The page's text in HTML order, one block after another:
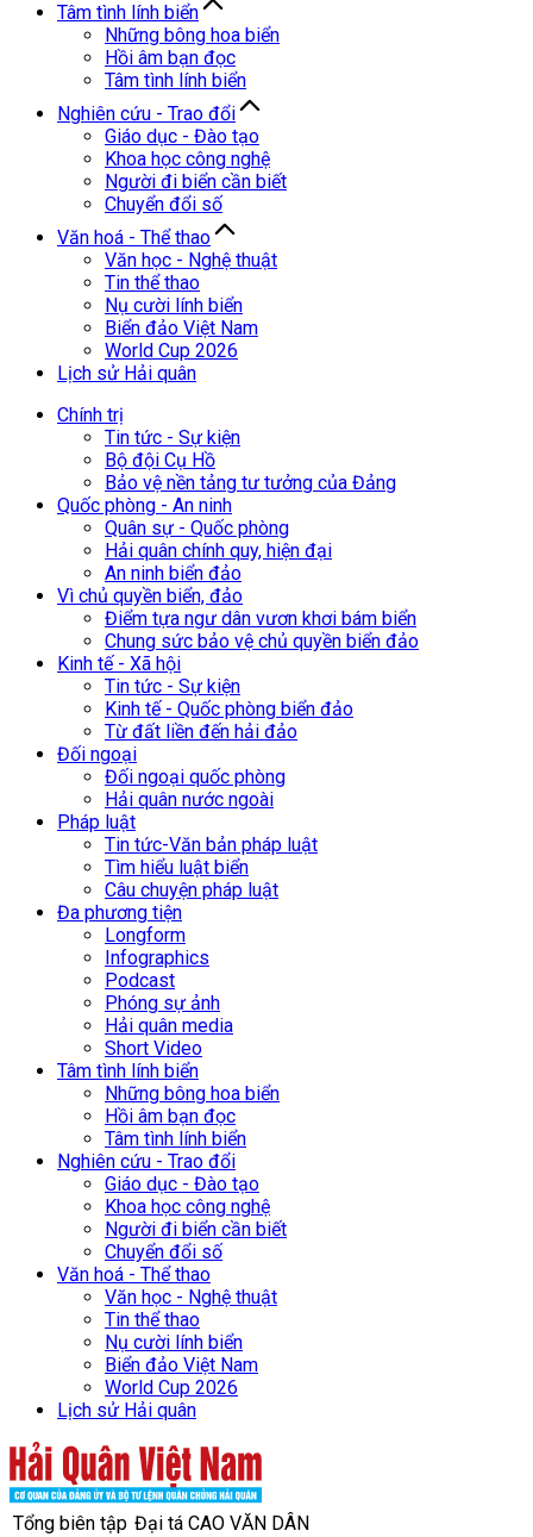
Tâm tình lính biển
Những bông hoa biển
Hồi âm bạn đọc
Tâm tình lính biển
Nghiên cứu - Trao đổi
Giáo dục - Đào tạo
Khoa học công nghệ
Người đi biển cần biết
Chuyển đổi số
Văn hoá - Thể thao
Văn học - Nghệ thuật
Tin thể thao
Nụ cười lính biển
Biển đảo Việt Nam
World Cup 2026
Lịch sử Hải quân
Chính trị
Tin tức - Sự kiện
Bộ đội Cụ Hồ
Bảo vệ nền tảng tư tưởng của Đảng
Quốc phòng - An ninh
Quân sự - Quốc phòng
Hải quân chính quy, hiện đại
An ninh biển đảo
Vì chủ quyền biển, đảo
Điểm tựa ngư dân vươn khơi bám biển
Chung sức bảo vệ chủ quyền biển đảo
Kinh tế - Xã hội
Tin tức - Sự kiện
Kinh tế - Quốc phòng biển đảo
Từ đất liền đến hải đảo
Đối ngoại
Đối ngoại quốc phòng
Hải quân nước ngoài
Pháp luật
Tin tức-Văn bản pháp luật
Tìm hiểu luật biển
Câu chuyện pháp luật
Đa phương tiện
Longform
Infographics
Podcast
Phóng sự ảnh
Hải quân media
Short Video
Tâm tình lính biển
Những bông hoa biển
Hồi âm bạn đọc
Tâm tình lính biển
Nghiên cứu - Trao đổi
Giáo dục - Đào tạo
Khoa học công nghệ
Người đi biển cần biết
Chuyển đổi số
Văn hoá - Thể thao
Văn học - Nghệ thuật
Tin thể thao
Nụ cười lính biển
Biển đảo Việt Nam
World Cup 2026
Lịch sử Hải quân
Tổng biên tập Đại tá CAO VĂN DÂN